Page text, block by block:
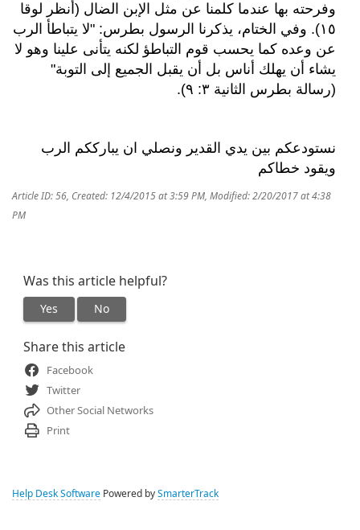
وفرحته بها عندما كلمنا عن مثل الإبن الضال (أنظر لوقا
١٥). وفي الختام، يذكرنا الرسول بطرس: "لا يتباطأ الرب
عن وعده كما يحسب قوم التباطؤ لكنه يتأنى علينا وهو لا
يشاء أن يهلك أناس بل أن يقبل الجميع إلى التوبة"
(رسالة بطرس الثانية ٣: ٩).
نستودعكم بين يدي القدير ونصلي ان يبارككم الرب
ويقود خطاكم
Article ID: 56, Created: 12/4/2015 at 3:59 PM, Modified: 2/20/2017 at 4:38
PM
Was this article helpful?
Yes No
Share this article
Facebook
Twitter
Other Social Networks
Print
Help Desk Software Powered by SmarterTrack